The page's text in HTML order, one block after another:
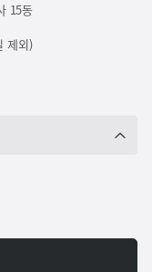
15동
제외)